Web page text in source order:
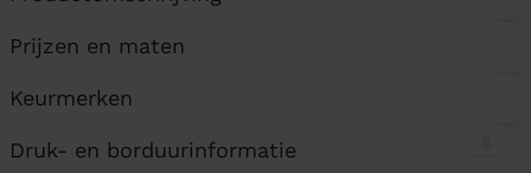
Prijzen en maten
Keurmerken
Druk- en borduurinformatie